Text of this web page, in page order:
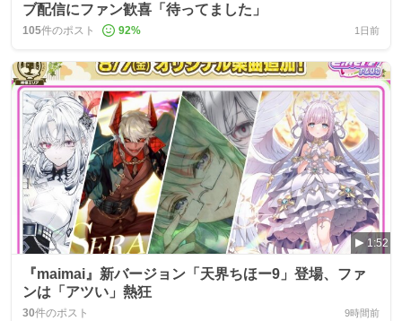
ブ配信にファン歓喜「待ってました」
105件のポスト 92% 1日前
1:52
『maimai』新バージョン「天界ちほー9」登場、ファ
ンは「アツい」熱狂
30件のポスト 9時間前